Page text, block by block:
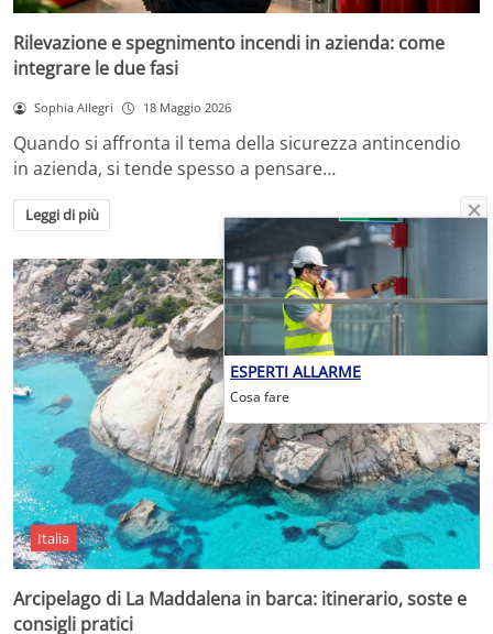
Rilevazione e spegnimento incendi in azienda: come
integrare le due fasi
Sophia Allegri 18 Maggio 2026
Quando si affronta il tema della sicurezza antincendio
in azienda, si tende spesso a pensare…
Leggi di più
Italia
Arcipelago di La Maddalena in barca: itinerario, soste e
consigli pratici
ESPERTI ALLARME
Cosa fare